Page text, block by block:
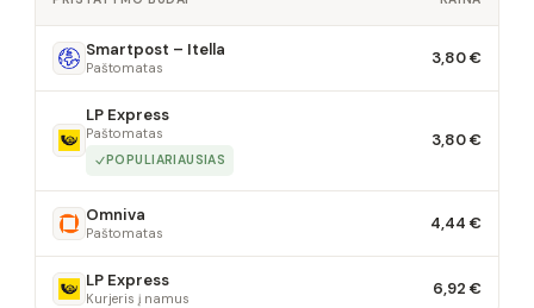
Smartpost – Itella
Paštomatas 3,80 €
LP Express
Paštomatas
POPULIARIAUSIAS
3,80 €
Omniva
Paštomatas 4,44 €
LP Express
Kurjeris į namus 6,92 €